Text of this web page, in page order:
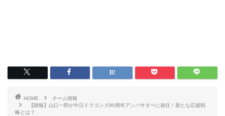
HOME
チーム情報
【朗報】山口一郎が中日ドラゴンズ90周年アンバサダーに就任！新たな応援戦
略とは？